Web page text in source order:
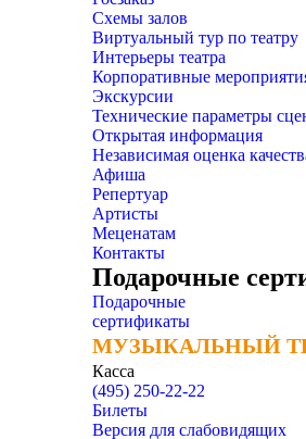
Схемы залов
Виртуальный тур по театру
Интерьеры театра
Корпоративные
Экскурсии
Технические параметры
Открытая информация
Независимая оценка
Афиша
Репертуар
Артисты
Меценатам
Контакты
Подарочные
Подарочные
сертификаты
МУЗЫКАЛЬНЫЙ
МУЗЫКАЛЬНЫЙ
Касса
(495) 250-22-22
Билеты
Версия для слабовидящих